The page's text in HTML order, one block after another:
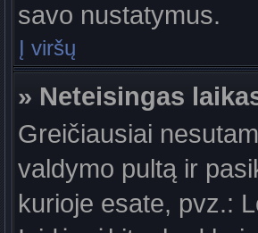
savo nustatymus.
Į viršų
» Neteisingas
Greičiausiai
valdymo pultą ir
kurioje esate, pvz.: